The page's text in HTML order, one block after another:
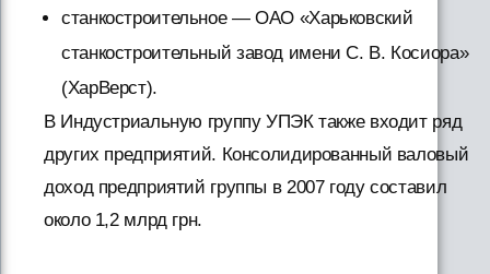
станкостроительное — ОАО «Харьковский
станкостроительный завод имени С. В. Косиора»
(ХарВерст).
В Индустриальную группу УПЭК также входит ряд
других предприятий. Консолидированный валовый
доход предприятий группы в 2007 году составил
около 1,2 млрд грн.